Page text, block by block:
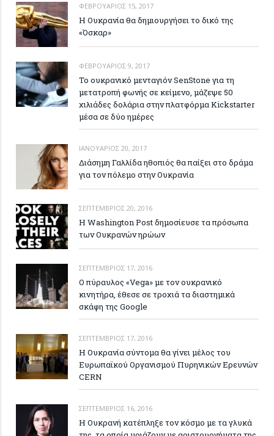
ΦΕΒΡΟΥΆΡΙΟΣ 15, 2017
Η Ουκρανία θα δημιουργήσει το δικό της
«Όσκαρ»
ΦΕΒΡΟΥΆΡΙΟΣ 9, 2017
Το ουκρανικό μενταγιόν SenStone για τη
μετατροπή φωνής σε κείμενο, μάζεψε 50
χιλιάδες δολάρια στην πλατφόρμα Kickstarter
μέσα σε δύο ημέρες
ΙΑΝΟΥΆΡΙΟΣ 20, 2017
Διάσημη Γαλλίδα ηθοπιός θα παίξει στο δράμα
για τον πόλεμο στην Ουκρανία
ΣΕΠΤΈΜΒΡΙΟΣ 20, 2016
Η Washington Post δημοσίευσε τα πρόσωπα
των Ουκρανών ηρώων
ΣΕΠΤΈΜΒΡΙΟΣ 17, 2016
Ο πύραυλος «Vega» με τον ουκρανικό
κινητήρα, έθεσε σε τροχιά τα διαστημικά
σκάφη της Google
ΣΕΠΤΈΜΒΡΙΟΣ 17, 2016
Η Ουκρανία σύντομα θα γίνει μέλος του
Ευρωπαϊκού Οργανισμού Πυρηνικών Ερευνών
CERN
ΣΕΠΤΈΜΒΡΙΟΣ 16, 2016
H Ουκρανή κατέπληξε τον κόσμο με τα γλυκά